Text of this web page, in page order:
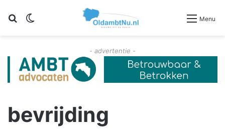
Zoeken Menu
- advertentie -
bevrijding